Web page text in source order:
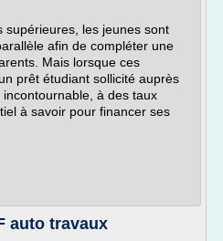
supérieures, les jeunes sont
afin de compléter une
Mais lorsque ces
prêt étudiant sollicité auprès
à des taux
à savoir pour financer ses
auto travaux